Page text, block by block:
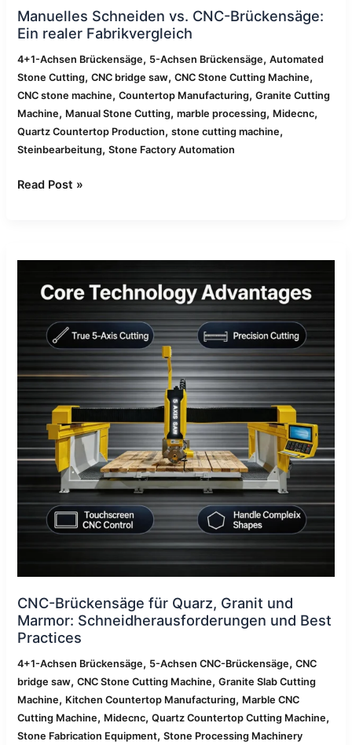
Manuelles Schneiden vs. CNC-Brückensäge:
Ein realer Fabrikvergleich
4+1-Achsen Brückensäge, 5-Achsen Brückensäge,Automated
Stone Cutting,CNC bridge saw,CNC Stone Cutting Machine,
CNC stone machine,Countertop Manufacturing,Granite Cutting
Machine, Manual Stone Cutting,marble processing, Midecnc,
Quartz Countertop Production,stone cutting machine,
Steinbearbeitung,Stone Factory Automation
Read Post »
CNC-Brückensäge für Quarz, Granit und
Marmor: Schneidherausforderungen und Best
Practices
4+1-Achsen Brückensäge, 5-Achsen CNC-Brückensäge,CNC
bridge saw,CNC Stone Cutting Machine,Granite Slab Cutting
Machine, Kitchen Countertop Manufacturing, Marble CNC
Cutting Machine, Midecnc,Quartz Countertop Cutting Machine,
Stone Fabrication Equipment,Stone Processing Machinery
Granit
und
Marmor:
Schneidherausforderungen
Best
Practices